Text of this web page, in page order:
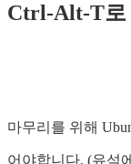
Ctrl-Alt-T로
마무리를 위해
어야합니다. (유석에